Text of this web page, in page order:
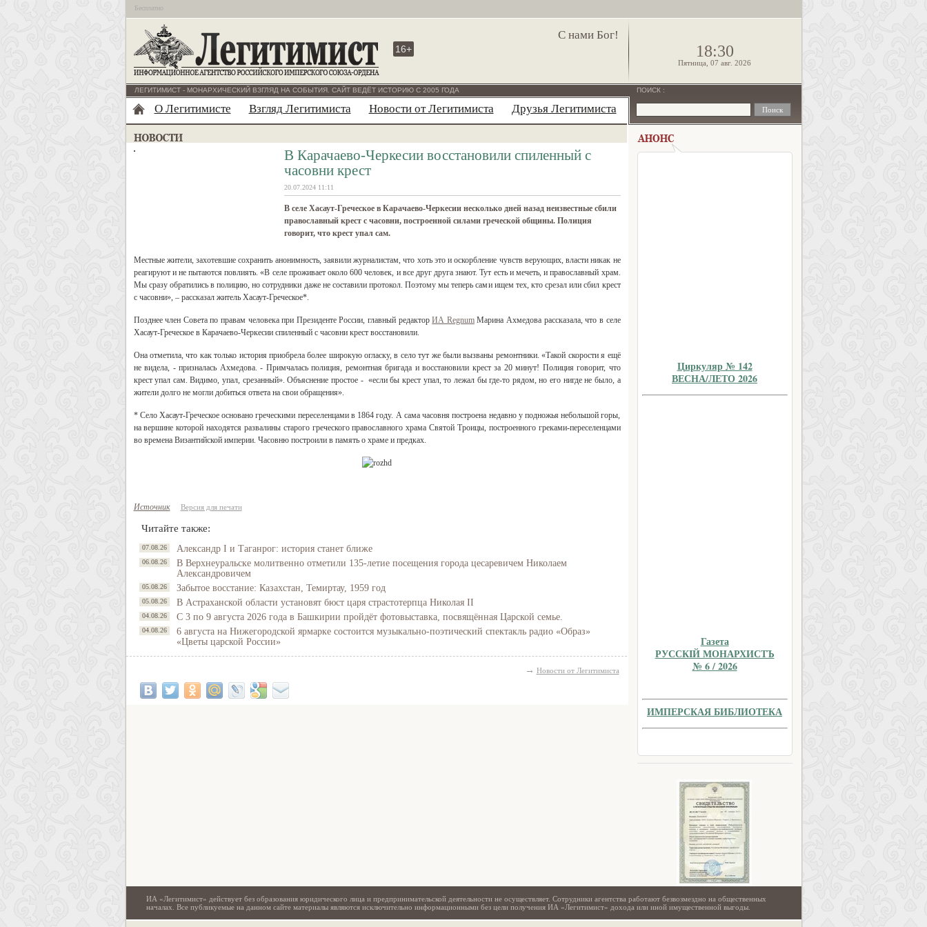
Бесплатно
С нами Бог!
16+ 18:30
Пятница, 07 авг. 2026
ЛЕГИТИМИСТ - МОНАРХИЧЕСКИЙ ВЗГЛЯД НА СОБЫТИЯ. САЙТ ВЕДЁТ ИСТОРИЮ С 2005 ГОДА
О Легитимисте Взгляд Легитимиста Новости от Легитимиста Друзья Легитимиста
В Карачаево-Черкесии восстановили спиленный с
часовни крест
20.07.2024 11:11
В селе Хасаут-Греческое в Карачаево-Черкесии несколько дней назад неизвестные сбили
православный крест с часовни, построенной силами греческой общины. Полиция
говорит, что крест упал сам.
Местные жители, захотевшие сохранить анонимность, заявили журналистам, что хоть это и оскорбление чувств верующих, власти никак не
реагируют и не пытаются повлиять. «В селе проживает около 600 человек, и все друг друга знают. Тут есть и мечеть, и православный храм.
Мы сразу обратились в полицию, но сотрудники даже не составили протокол. Поэтому мы теперь сами ищем тех, кто срезал или сбил крест
с часовни», – рассказал житель Хасаут-Греческое*.
Позднее член Совета по правам человека при Президенте России, главный редакторИА RegnumМарина Ахмедова рассказала, что в селе
Хасаут-Греческое в Карачаево-Черкесии спиленный с часовни крест восстановили.
Она отметила, что как только история приобрела более широкую огласку, в село тут же были вызваны ремонтники. «Такой скорости я ещё
не видела, - призналась Ахмедова. - Примчалась полиция, ремонтная бригада и восстановили крест за 20 минут! Полиция говорит, что
крест упал сам. Видимо, упал, срезанный». Объяснение простое - «если бы крест упал, то лежал бы где-то рядом, но его нигде не было, а
жители долго не могли добиться ответа на свои обращения».
* Село Хасаут-Греческое основано греческими переселенцами в 1864 году. А сама часовня построена недавно у подножья небольшой горы,
на вершине которой находятся развалины старого греческого православного храма Святой Троицы, построенного греками-переселенцами
во времена Византийской империи. Часовню построили в память о храме и предках.
Источник Версия для печати
Читайте также:
07.08.26 Александр I и Таганрог: история станет ближе
06.08.26
В Верхнеуральске молитвенно отметили 135-летие посещения города цесаревичем Николаем
Александровичем
05.08.26 Забытое восстание: Казахстан, Темиртау, 1959 год
05.08.26 В Астраханской области установят бюст царя страстотерпца Николая II
04.08.26 С 3 по 9 августа 2026 года в Башкирии пройдёт фотовыставка, посвящённая Царской семье.
04.08.26
6 августа на Нижегородской ярмарке состоится музыкально-поэтический спектакль радио «Образ»
«Цветы царской России»
→ Новости от Легитимиста
ПОИСК :
Циркуляр № 142
ВЕСНА/ЛЕТО 2026
Газета
РУССКIЙ МОНАРХИСТЪ
№ 6 / 2026
ИМПЕРСКАЯ БИБЛИОТЕКА
ИА «Легитимист» действует без образования юридического лица и предпринимательской деятельности не осуществляет. Сотрудники агентства работают безвозмездно на общественных
началах. Все публикуемые на данном сайте материалы являются исключительно информационными без цели получения ИА «Легитимист» дохода или иной имущественной выгоды.